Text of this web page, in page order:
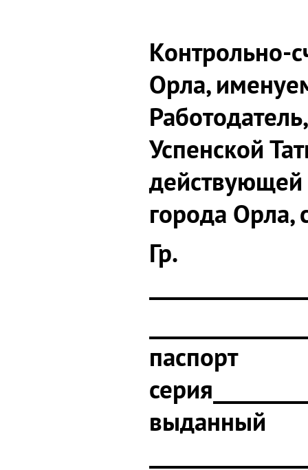
Контрольно-
Орла,
Работодатель
Успенской
действующей
города Орла,
Гр.
паспорт
выданный